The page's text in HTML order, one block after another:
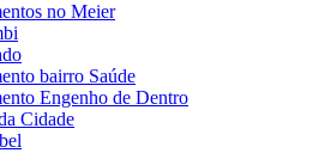
no Meier
bairro Saúde
Engenho de Dentro
Cidade